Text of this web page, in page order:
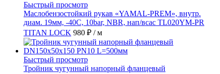
Быстрый просмотр
Маслобензостойкий рукав «YAMAL-PREM», внутр.
диам. 19мм, -40C, 10bar, NBR, нап/всас TL020YM-PR
TITAN LOCK 980 ₽ / м
Быстрый просмотр
Тройник чугунный напорный фланцевый